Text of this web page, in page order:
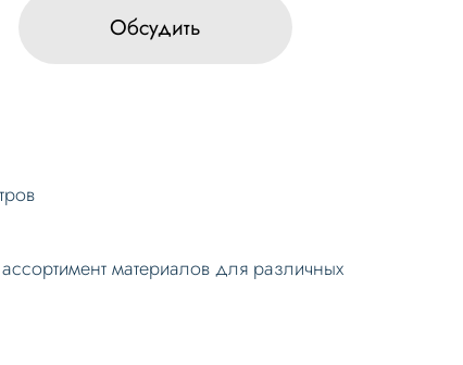
Обсудить
материалов для различных